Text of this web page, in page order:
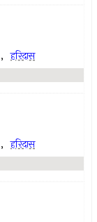
, हरिदास
, हरिदास